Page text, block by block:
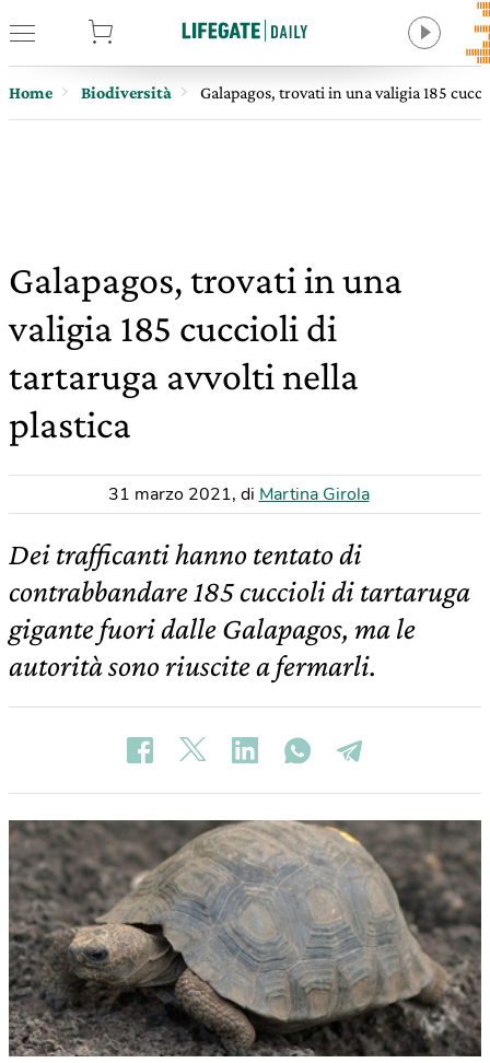
Home Biodiversità Galapagos, trovati in una valigia 185
Galapagos, trovati in una
valigia 185 cuccioli di
tartaruga avvolti nella
plastica
31 marzo 2021, di Martina Girola
Dei trafficanti hanno tentato di
contrabbandare 185 cuccioli di tartaruga
gigante fuori dalle Galapagos, ma le
autorità sono riuscite a fermarli.